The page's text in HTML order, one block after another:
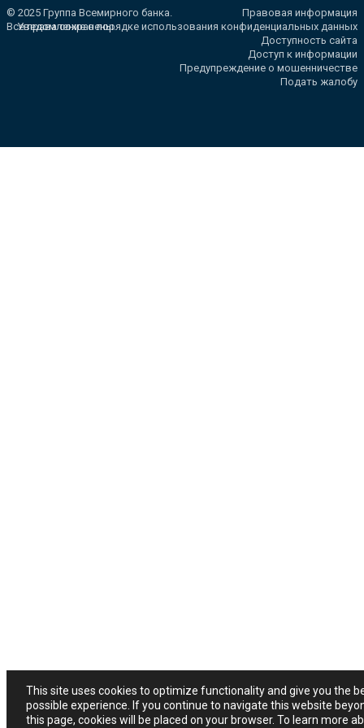
© 2025 Группа Всемирного банка.
Все права сохранены.
Правовая информация
Уведомление о порядке использования конфиденциальных данных
Доступность сайта
Доступ к информации
Предупреждение о мошенничестве
Подать жалобу
This site uses cookies to optimize functionality and give you the
possible experience. If you continue to navigate this website
this page, cookies will be placed on your browser. To learn more